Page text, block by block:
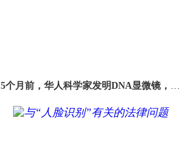
5个月前，华人科学家发明DNA显微镜，诺